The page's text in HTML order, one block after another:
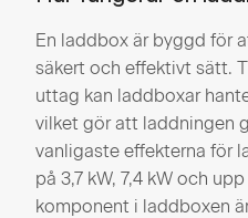
En laddbox är byggd för
säkert och effektivt sätt.
uttag kan laddboxar
vilket gör att laddningen
vanligaste effekterna för
på 3,7 kW, 7,4 kW och
komponent i laddboxen